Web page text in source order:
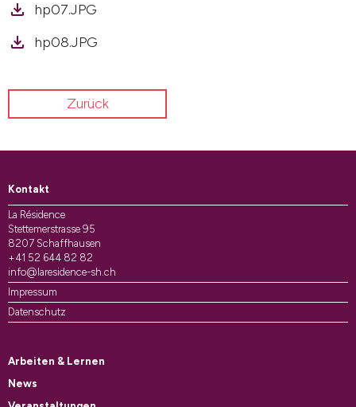
hp07.JPG
hp08.JPG
Zurück
Kontakt
La Résidence
Stettemerstrasse 95
8207 Schaffhausen
+41 52 644 82 82
info@laresidence-sh.ch
Impressum
Datenschutz
Arbeiten & Lernen
News